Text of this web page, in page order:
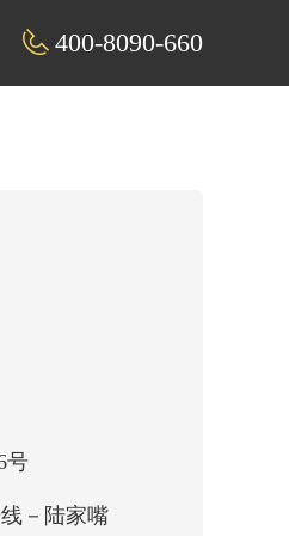
400-8090-660
号
－陆家嘴